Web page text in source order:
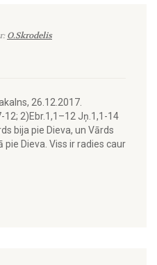
O.Skrodelis
26.12.2017.
12; 2)Ebr.1,1–12 Jņ.1,1-14
bija pie Dieva, un Vārds
pie Dieva. Viss ir radies caur